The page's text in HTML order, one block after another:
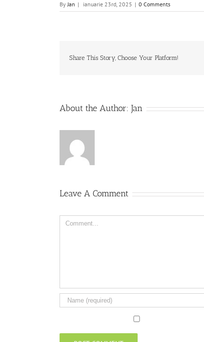
ByJan | ianuarie 23rd, 2025 | 0 Comments
Share This Story, Choose Your Platform!
About the Author: Jan
Leave A Comment
Comment